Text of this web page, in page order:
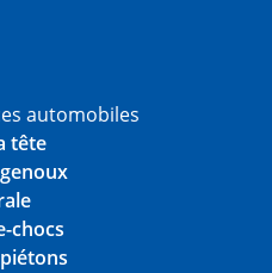
automobiles
tête
chocs